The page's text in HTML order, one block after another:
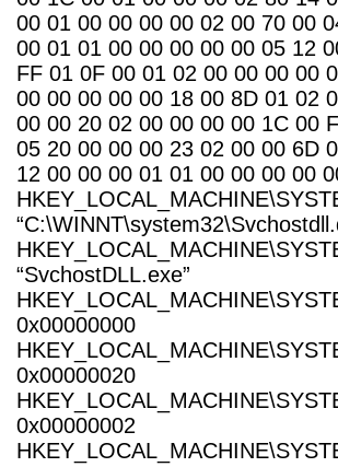
00 01 00 00 00 00 02 00 70 00
00 01 01 00 00 00 00 00 05 12
FF 01 0F 00 01 02 00 00 00 00
00 00 00 00 00 18 00 8D 01 02
00 00 20 02 00 00 00 00 1C 00
05 20 00 00 00 23 02 00 00 6D
12 00 00 00 01 01 00 00 00 00
“SvchostDLL.exe”
0x00000000
0x00000020
0x00000002